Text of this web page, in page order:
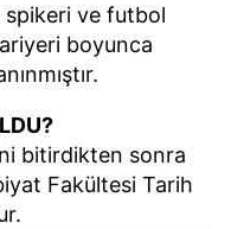
ve futbol
boyunca
bitirdikten sonra
Fakültesi Tarih